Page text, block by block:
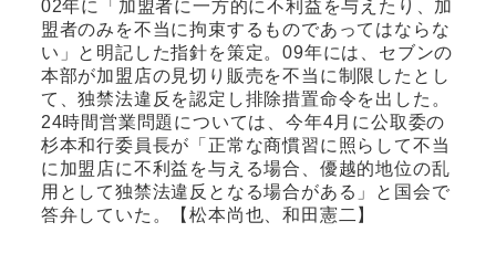
02年に「加盟者に一方的に不利益を与えたり、加
盟者のみを不当に拘束するものであってはならな
い」と明記した指針を策定。09年には、セブンの
本部が加盟店の見切り販売を不当に制限したとし
て、独禁法違反を認定し排除措置命令を出した。
24時間営業問題については、今年4月に公取委の
杉本和行委員長が「正常な商慣習に照らして不当
に加盟店に不利益を与える場合、優越的地位の乱
用として独禁法違反となる場合がある」と国会で
答弁していた。【松本尚也、和田憲二】